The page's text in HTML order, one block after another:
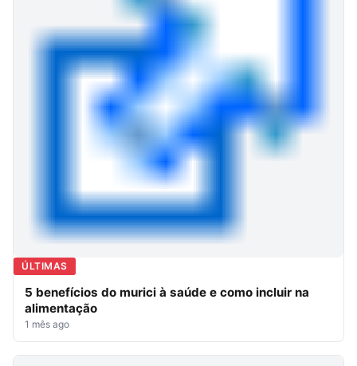
ÚLTIMAS
5 benefícios do murici à saúde e como incluir na
alimentação
1 mês ago